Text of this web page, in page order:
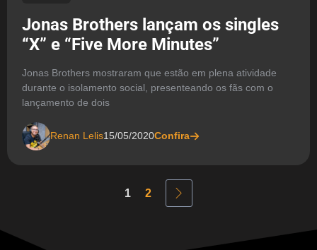
Jonas Brothers lançam os singles
“X” e “Five More Minutes”
Jonas Brothers mostraram que estão em plena atividade
durante o isolamento social, presenteando os fãs com o
lançamento de dois
Renan Lelis15/05/2020Confira
1 2